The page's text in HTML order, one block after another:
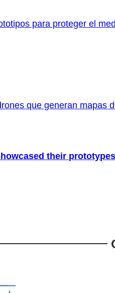
para proteger el
que generan mapas
their